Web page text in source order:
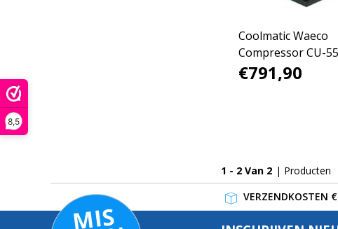
8,5
Coolmatic Waeco
Compressor CU-55
01
€791,90
1 - 2 Van 2 | Producten
VERZENDKOSTEN
MI
S
G
E
E
A
C
TI